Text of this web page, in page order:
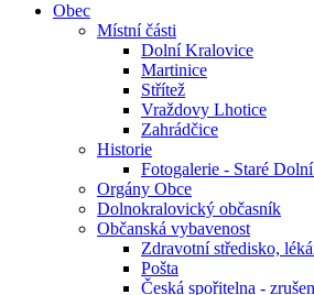
Obec
Místní části
Dolní Kralovice
Martinice
Střítež
Vraždovy Lhotice
Zahrádčice
Historie
Fotogalerie - Staré
Orgány Obce
Dolnokralovický občasník
Občanská vybavenost
Zdravotní středisko,
Pošta
Česká spořitelna -